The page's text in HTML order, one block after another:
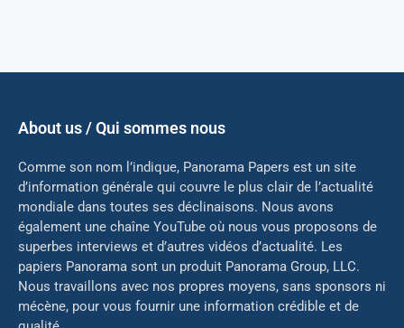
About us / Qui sommes nous
Comme son nom l’indique, Panorama Papers est un site
d’information générale qui couvre le plus clair de l’actualité
mondiale dans toutes ses déclinaisons. Nous avons
également une chaîne YouTube où nous vous proposons de
superbes interviews et d’autres vidéos d’actualité. Les
papiers Panorama sont un produit Panorama Group, LLC.
Nous travaillons avec nos propres moyens, sans sponsors ni
mécène, pour vous fournir une information crédible et de